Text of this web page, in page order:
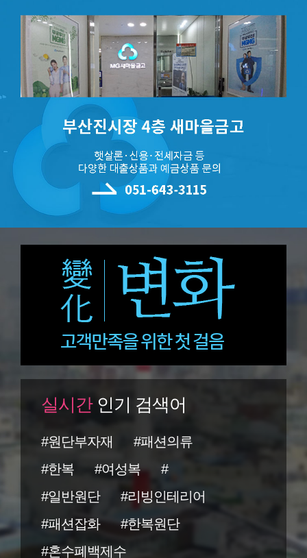
실시간인기 검색어
#원단부자재
#패션의류
#한복
#여성복
#
#일반원단
#리빙인테리어
#패션잡화
#한복원단
#혼수폐백제수